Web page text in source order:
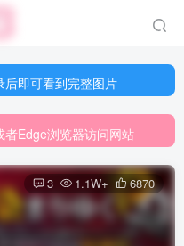
即可看到完整图片
Edge浏览器访问网站
至5000多部
Edge浏览器访问网站
3 1.1W+ 6870